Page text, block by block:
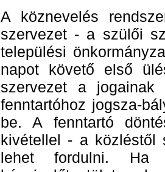
A köznevelés
szervezet - a szülői
települési
napot követő első
szervezet a
fenntartóhoz jogsza-
be. A fenntartó
kivétellel - a közléstől
lehet fordulni. Ha